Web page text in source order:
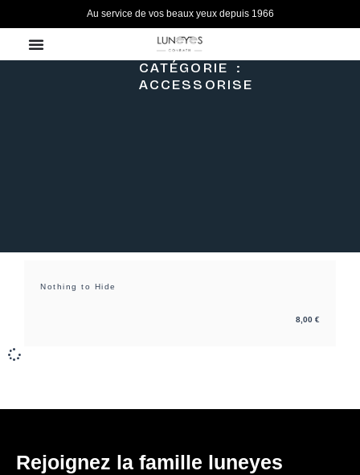
au
contenu
Au service de vos beaux yeux depuis 1966
CATÉGORIE :
ACCESSORISE
Nothing to Hide
8,00 €
Rejoignez la famille luneyes